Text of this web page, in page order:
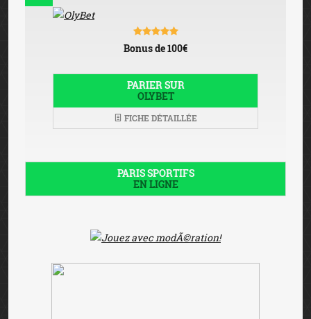
Bonus de 100€
PARIER SUR
OLYBET
FICHE DÉTAILLÉE
PARIS SPORTIFS
EN LIGNE